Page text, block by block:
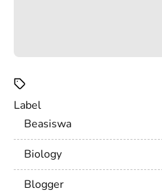
Label
Beasiswa
Biology
Blogger